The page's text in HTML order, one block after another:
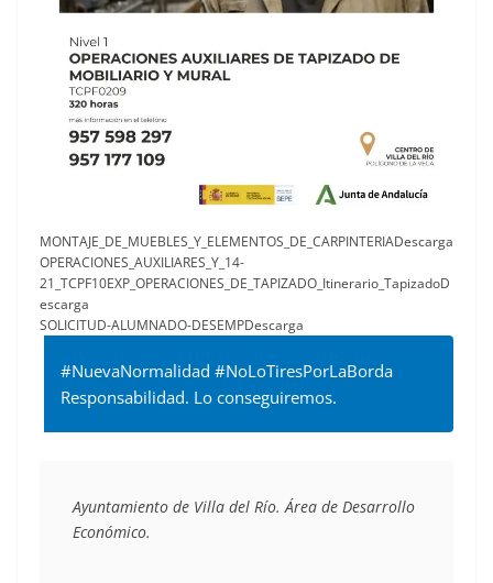
MONTAJE_DE_MUEBLES_Y_ELEMENTOS_DE_CARPINTERIADescarga
OPERACIONES_AUXILIARES_Y_14-
21_TCPF10EXP_OPERACIONES_DE_TAPIZADO_Itinerario_TapizadoD
escarga
SOLICITUD-ALUMNADO-DESEMPDescarga
#NuevaNormalidad #NoLoTiresPorLaBorda
Responsabilidad. Lo conseguiremos.
Ayuntamiento de Villa del Río. Área de Desarrollo
Económico.